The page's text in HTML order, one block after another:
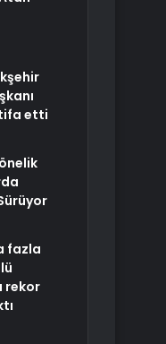
etti
fazla
rekor